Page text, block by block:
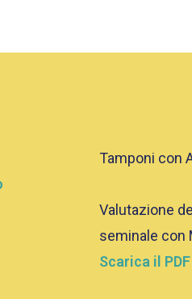
Tamponi con
Valutazione
seminale con
Scarica il